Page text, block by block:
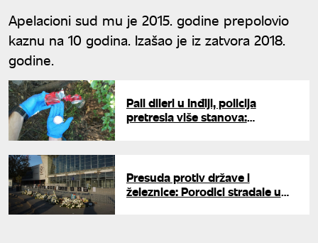
Apelacioni sud mu je 2015. godine prepolovio
kaznu na 10 godina. Izašao je iz zatvora 2018.
godine.
Pali dileri u Inđiji, policija
pretresla više stanova:
Presuda protiv države i
železnice: Porodici stradale u